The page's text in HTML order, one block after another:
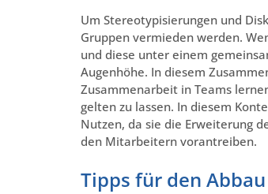
Um Stereotypisierungen und
Gruppen vermieden werden.
und diese unter einem
Augenhöhe. In diesem
Zusammenarbeit in Teams
gelten zu lassen. In diesem
Nutzen, da sie die Erweiterung
den Mitarbeitern vorantreiben.
Tipps für den